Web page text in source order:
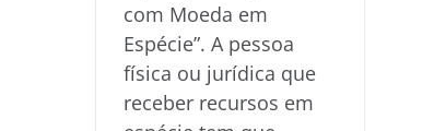
com Moeda em
Espécie”. A pessoa
física ou jurídica que
receber recursos em